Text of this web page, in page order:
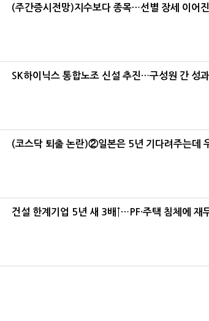
(주간증시전망)지수보다 종목…선별 장세 이어
SK하이닉스 통합노조 신설 추진…구성원 간 성
(코스닥 퇴출 논란)②일본은 5년 기다려주는데
건설 한계기업 5년 새 3배↑…PF·주택 침체에 재